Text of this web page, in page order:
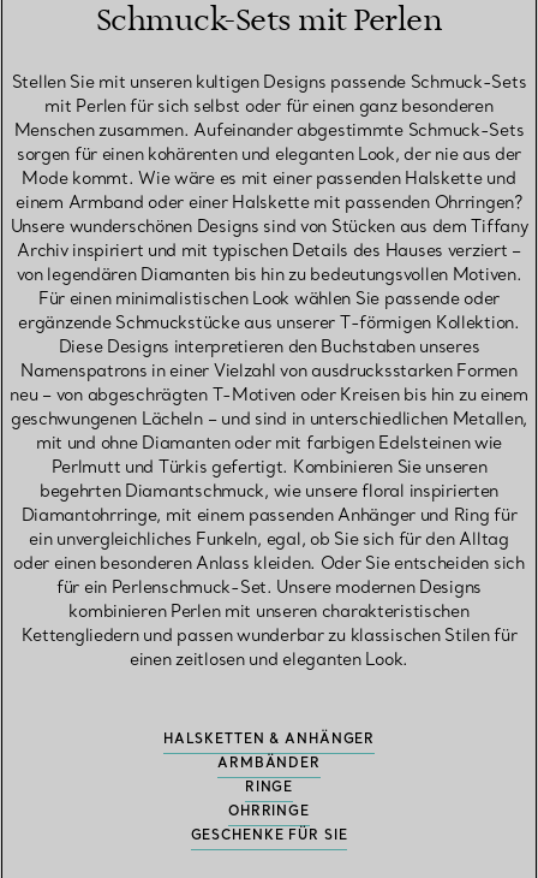
Schmuck-Sets mit Perlen
Stellen Sie mit unseren kultigen Designs passende Schmuck-Sets
mit Perlen für sich selbst oder für einen ganz besonderen
Menschen zusammen. Aufeinander abgestimmte Schmuck-Sets
sorgen für einen kohärenten und eleganten Look, der nie aus der
Mode kommt. Wie wäre es mit einer passenden Halskette und
einem Armband oder einer Halskette mit passenden Ohrringen?
Unsere wunderschönen Designs sind von Stücken aus dem Tiffany
Archiv inspiriert und mit typischen Details des Hauses verziert –
von legendären Diamanten bis hin zu bedeutungsvollen Motiven.
Für einen minimalistischen Look wählen Sie passende oder
ergänzende Schmuckstücke aus unserer T-förmigen Kollektion.
Diese Designs interpretieren den Buchstaben unseres
Namenspatrons in einer Vielzahl von ausdrucksstarken Formen
neu – von abgeschrägten T-Motiven oder Kreisen bis hin zu einem
geschwungenen Lächeln – und sind in unterschiedlichen Metallen,
mit und ohne Diamanten oder mit farbigen Edelsteinen wie
Perlmutt und Türkis gefertigt. Kombinieren Sie unseren
begehrten Diamantschmuck, wie unsere floral inspirierten
Diamantohrringe, mit einem passenden Anhänger und Ring für
ein unvergleichliches Funkeln, egal, ob Sie sich für den Alltag
oder einen besonderen Anlass kleiden. Oder Sie entscheiden sich
für ein Perlenschmuck-Set. Unsere modernen Designs
kombinieren Perlen mit unseren charakteristischen
Kettengliedern und passen wunderbar zu klassischen Stilen für
einen zeitlosen und eleganten Look.
HALSKETTEN & ANHÄNGER
ARMBÄNDER
RINGE
OHRRINGE
GESCHENKE FÜR SIE